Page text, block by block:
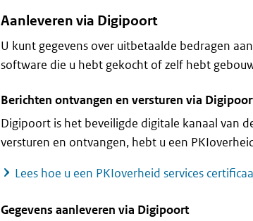
Aanleveren via Digipoort
U kunt gegevens over uitbetaalde bedragen
software die u hebt gekocht of zelf hebt
Berichten ontvangen en versturen via
Digipoort is het beveiligde digitale kanaal van
versturen en ontvangen, hebt u een
Lees hoe u een PKIoverheid services
Gegevens aanleveren via Digipoort